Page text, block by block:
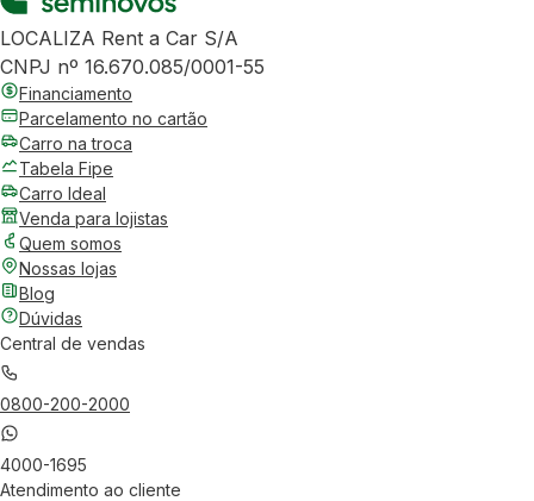
LOCALIZA Rent a Car S/A
CNPJ nº 16.670.085/0001-55
Financiamento
Parcelamento no cartão
Carro na troca
Tabela Fipe
Carro Ideal
Venda para lojistas
Quem somos
Nossas lojas
Blog
Dúvidas
Central de vendas
0800-200-2000
4000-1695
Atendimento ao cliente